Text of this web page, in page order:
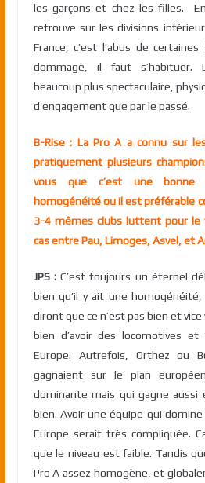
les garçons et chez les filles.
retrouve sur les divisions
France, c’est l’abus de
dommage, il faut s’habituer.
beaucoup plus spectaculaire,
d’engagement que par le passé.
B-Rise : La Pro A a connu sur
pratiquement plusieurs
vous que c’est une bonne
homogénéité ou il est préférable
3-4 mêmes clubs luttent pour
cas entre Pau, Limoges, Asvel, et
JPS :C’est toujours un éternel
bien qu’il y ait une
diront que ce n’est pas bien et vice
bien d’avoir des locomotives
Europe. Autrefois, Orthez ou
gagnaient sur le plan
dominante mais qui gagne aussi
bien. Avoir une équipe qui
Europe serait très compliquée.
que le niveau est faible. Tandis
Pro A assez homogène, et